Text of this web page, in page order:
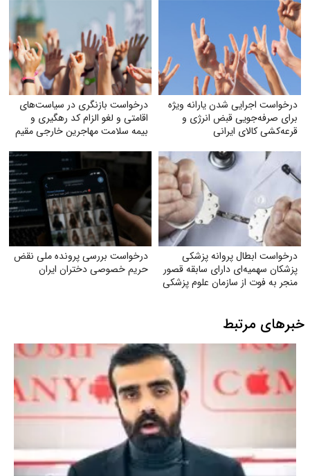
درخواست اجرایی شدن یارانه ویژه
برای صرفه‌جویی قبض انرژی و
قرعه‌کشی کالای ایرانی
درخواست بازنگری در سیاست‌های
اقامتی و لغو الزام کد رهگیری و
بیمه سلامت مهاجرین خارجی مقیم
درخواست ابطال پروانه پزشکی
پزشکان سهمیه‌ای دارای سابقه قصور
منجر به فوت از سازمان علوم پزشکی
درخواست بررسی پرونده ملی نقض
حریم خصوصی دختران ایران
خبرهای مرتبط